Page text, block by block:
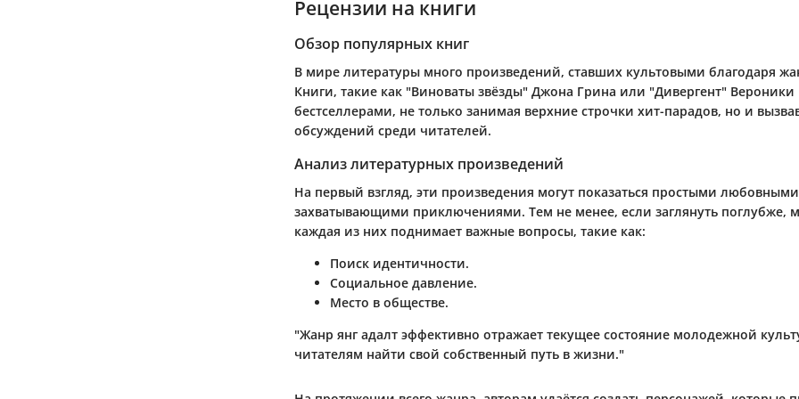
Рецензии на книги
Обзор популярных книг
В мире литературы много произведений, ставших культовыми благодаря
Книги, такие как "Виноваты звёзды" Джона Грина или "Дивергент" Вероники
бестселлерами, не только занимая верхние строчки хит-парадов, но и
обсуждений среди читателей.
Анализ литературных произведений
На первый взгляд, эти произведения могут показаться простыми
захватывающими приключениями. Тем не менее, если заглянуть поглубже,
каждая из них поднимает важные вопросы, такие как:
Поиск идентичности.
Социальное давление.
Место в обществе.
"Жанр янг адалт эффективно отражает текущее состояние молодежной
читателям найти свой собственный путь в жизни."